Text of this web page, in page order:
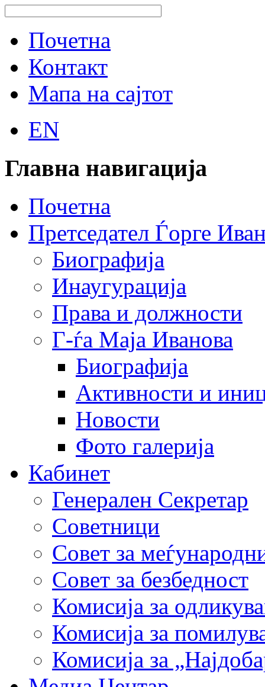
Почетна
Контакт
Мапа на сајтот
EN
Главна навигација
Почетна
Претседател Ѓорге
Биографија
Инаугурација
Права и должности
Г-ѓа Маја Иванова
Биографија
Активности и
Новости
Фото галерија
Кабинет
Генерален Секретар
Советници
Совет за
Совет за безбедност
Комисија за
Комисија за
Комисија за